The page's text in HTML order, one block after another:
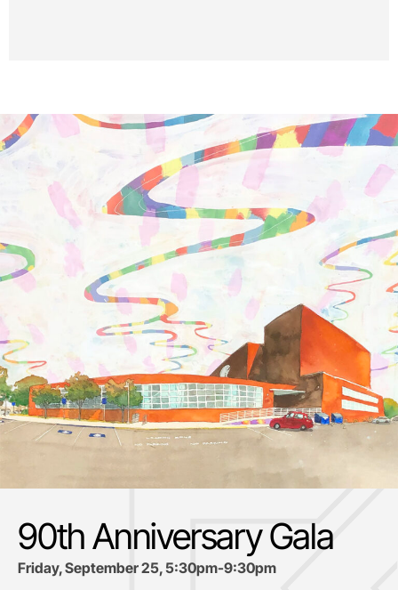
90th Anniversary Gala
Friday, September 25, 5:30pm-9:30pm